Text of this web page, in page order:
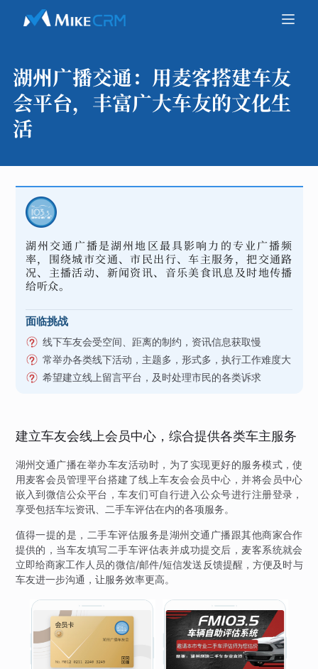
湖州广播交通： 用麦客搭建车友
会平台，丰富广大车友的文化生
活
湖州交通广播是湖州地区最具影响力的专业广播频
率，围绕城市交通、市民出行、车主服务，把交通路
况、主播活动、新闻资讯、音乐美食讯息及时地传播
给听众。
面临挑战
线下车友会受空间、距离的制约，资讯信息获取慢
常举办各类线下活动，主题多，形式多，执行工作难度大
希望建立线上留言平台，及时处理市民的各类诉求
建立车友会线上会员中心，综合提供各类车主服务
湖州交通广播在举办车友活动时，为了实现更好的服务模式，使
用麦客会员管理平台搭建了线上车友会会员中心，并将会员中心
嵌入到微信公众平台，车友们可自行进入公众号进行注册登录，
享受包括车坛资讯、二手车评估在内的各项服务。
值得一提的是，二手车评估服务是湖州交通广播跟其他商家合作
提供的，当车友填写二手车评估表并成功提交后，麦客系统就会
立即给商家工作人员的微信/邮件/短信发送反馈提醒，方便及时与
车友进一步沟通，让服务效率更高。